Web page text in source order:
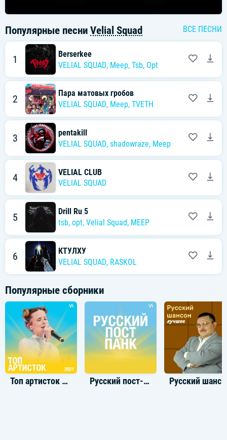
Популярные песни Velial Squad ВСЕ ПЕСНИ
1
Berserkee
VELIAL SQUAD, Meep, Tsb, Opt
2
Пара матовых гробов
VELIAL SQUAD, Meep, TVETH
3
pentakill
VELIAL SQUAD, shadowraze, Meep
4
VELIAL CLUB
VELIAL SQUAD
5
Drill Ru 5
tsb, opt, Velial Squad, MEEP
6
КТУЛХУ
VELIAL SQUAD, RASKOL
Популярные сборники
Топ артисток 2021 Русский пост-панк